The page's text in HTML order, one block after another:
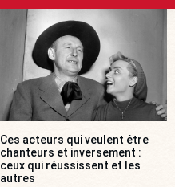
Ces acteurs qui veulent être
chanteurs et inversement :
ceux qui réussissent et les
autres